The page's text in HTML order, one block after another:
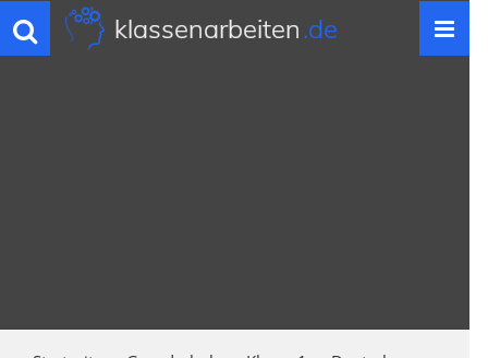
Toggle
navigation
klassenarbeiten.de